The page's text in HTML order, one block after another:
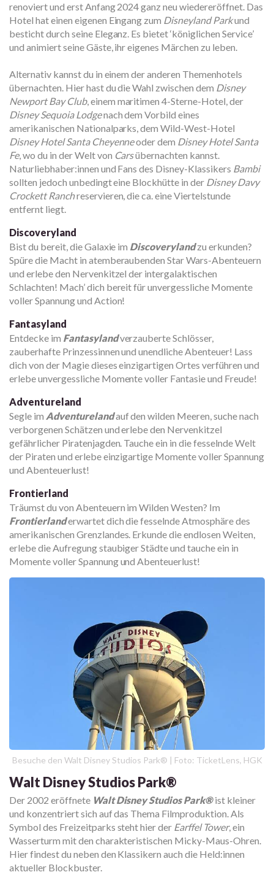
renoviert und erst Anfang 2024 ganz neu wiedereröffnet. Das
Hotel hat einen eigenen Eingang zum Disneyland Parkund
besticht durch seine Eleganz. Es bietet ‘königlichen Service’
und animiert seine Gäste, ihr eigenes Märchen zu leben.
Alternativ kannst du in einem der anderen Themenhotels
übernachten. Hier hast du die Wahl zwischen dem Disney
Newport Bay Club, einem maritimen 4-Sterne-Hotel, der
Disney Sequoia Lodgenach dem Vorbild eines
amerikanischen Nationalparks, dem Wild-West-Hotel
Disney Hotel Santa Cheyenneoder dem Disney Hotel Santa
Fe, wo du in der Welt von Carsübernachten kannst.
Naturliebhaber:innen und Fans des Disney-Klassikers Bambi
sollten jedoch unbedingt eine Blockhütte in der Disney Davy
Crockett Ranchreservieren, die ca. eine Viertelstunde
entfernt liegt.
Discoveryland
Bist du bereit, die Galaxie im Discoverylandzu erkunden?
Spüre die Macht in atemberaubenden Star Wars-Abenteuern
und erlebe den Nervenkitzel der intergalaktischen
Schlachten! Mach’ dich bereit für unvergessliche Momente
voller Spannung und Action!
Fantasyland
Entdecke im Fantasylandverzauberte Schlösser,
zauberhafte Prinzessinnen und unendliche Abenteuer! Lass
dich von der Magie dieses einzigartigen Ortes verführen und
erlebe unvergessliche Momente voller Fantasie und Freude!
Adventureland
Segle im Adventurelandauf den wilden Meeren, suche nach
verborgenen Schätzen und erlebe den Nervenkitzel
gefährlicher Piratenjagden. Tauche ein in die fesselnde Welt
der Piraten und erlebe einzigartige Momente voller Spannung
und Abenteuerlust!
Frontierland
Träumst du von Abenteuern im Wilden Westen? Im
Frontierlanderwartet dich die fesselnde Atmosphäre des
amerikanischen Grenzlandes. Erkunde die endlosen Weiten,
erlebe die Aufregung staubiger Städte und tauche ein in
Momente voller Spannung und Abenteuerlust!
Besuche den Walt Disney Studios Park® | Foto: TicketLens, HGK
Walt Disney Studios Park®
Der 2002 eröffnete Walt Disney Studios Park®ist kleiner
und konzentriert sich auf das Thema Filmproduktion. Als
Symbol des Freizeitparks steht hier der Earffel Tower, ein
Wasserturm mit den charakteristischen Micky-Maus-Ohren.
Hier findest du neben den Klassikern auch die Held:innen
aktueller Blockbuster.